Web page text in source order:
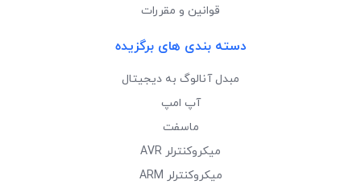
قوانین و مقررات
دسته بندی های برگزیده
مبدل آنالوگ به دیجیتال
آپ امپ
ماسفت
میکروکنترلر AVR
میکروکنترلر ARM